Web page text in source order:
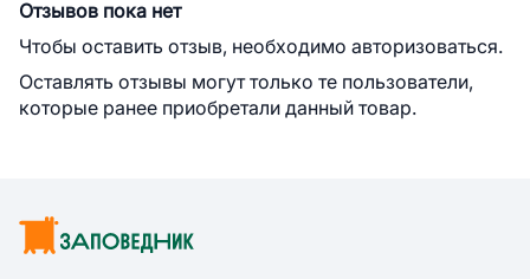
Отзывов пока нет
Чтобы оставить отзыв, необходимо авторизоваться.
Оставлять отзывы могут только те пользователи,
которые ранее приобретали данный товар.